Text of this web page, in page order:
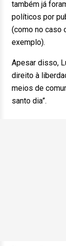
também já
políticos por
(como no caso
exemplo).
Apesar disso,
direito à
meios de
santo dia”.